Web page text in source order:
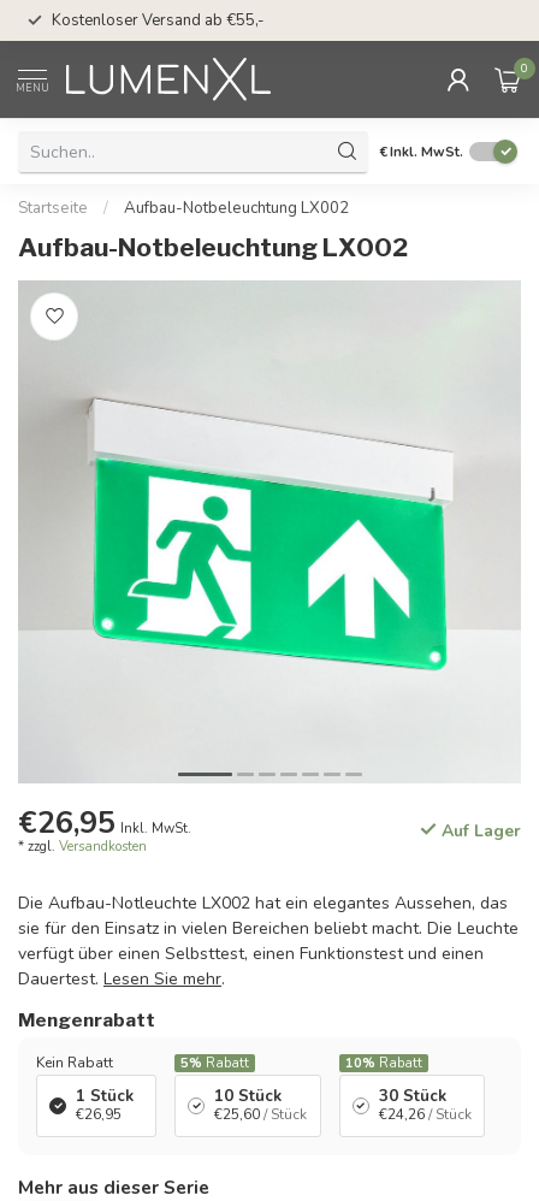
Kostenloser Versand ab €55,-
MENU
0
€Inkl. MwSt.
Startseite / Aufbau-Notbeleuchtung LX002
Aufbau-Notbeleuchtung LX002
€26,95 Inkl. MwSt.
* zzgl. Versandkosten
Auf Lager
Die Aufbau-Notleuchte LX002 hat ein elegantes Aussehen, das
sie für den Einsatz in vielen Bereichen beliebt macht. Die Leuchte
verfügt über einen Selbsttest, einen Funktionstest und einen
Dauertest. Lesen Sie mehr.
Mengenrabatt
Kein Rabatt
1 Stück
€26,95
5% Rabatt
10 Stück
€25,60 / Stück
10% Rabatt
30 Stück
€24,26 / Stück
Mehr aus dieser Serie